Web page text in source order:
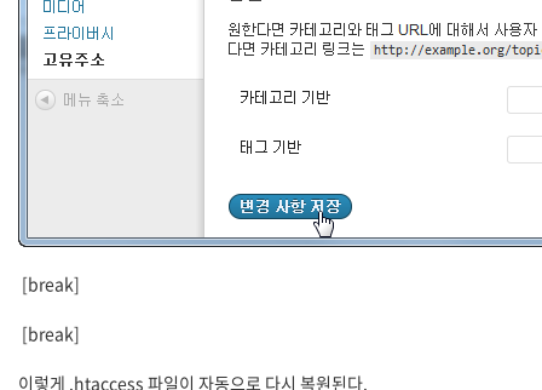
[break]
[break]
이렇게 .htaccess 파일이 자동으로 다시 복원된다.